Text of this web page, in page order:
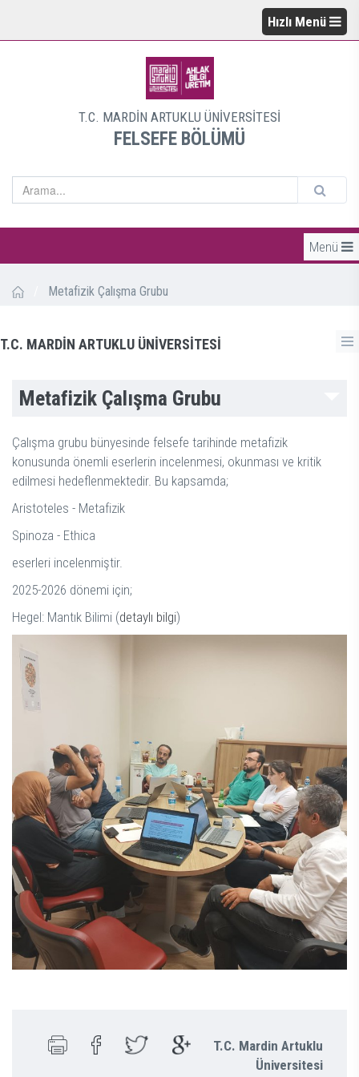
Hızlı Menü
T.C. MARDİN ARTUKLU ÜNİVERSİTESİ
FELSEFE BÖLÜMÜ
Menü
Metafizik Çalışma Grubu
T.C. MARDİN ARTUKLU ÜNİVERSİTESİ
Metafizik Çalışma Grubu
Çalışma grubu bünyesinde felsefe tarihinde metafizik
konusunda önemli eserlerin incelenmesi, okunması ve kritik
edilmesi hedeflenmektedir. Bu kapsamda;
Aristoteles - Metafizik
Spinoza - Ethica
eserleri incelenmiştir.
2025-2026 dönemi için;
Hegel: Mantık Bilimi (detaylı bilgi)
T.C. Mardin Artuklu
Üniversitesi